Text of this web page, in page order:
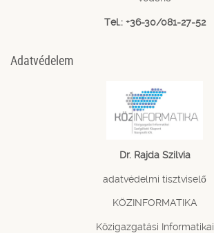
Tel.: +36-30/081-27-52
Adatvédelem
Dr. Rajda Szilvia
adatvédelmi tisztviselő
KÖZINFORMATIKA
Közigazgatási Informatikai